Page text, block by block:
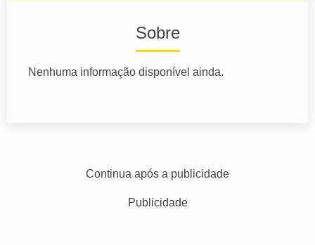
Sobre
Nenhuma informação disponível ainda.
Continua após a publicidade
Publicidade